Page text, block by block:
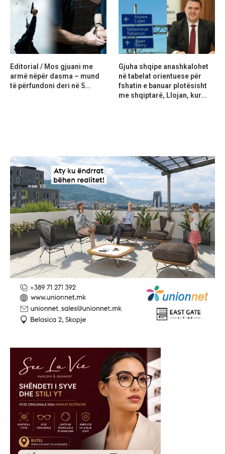
Editorial / Mos gjuani me
armë nëpër dasma – mund
të përfundoni deri në 5...
Gjuha shqipe anashkalohet
në tabelat orientuese për
fshatin e banuar plotësisht
me shqiptarë, Llojan, kur...